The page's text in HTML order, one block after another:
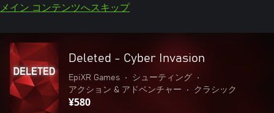
メイン コンテンツへスキップ
Deleted - Cyber Invasion
EpiXR Games • シューティング
•
アクション & アドベンチャー
• クラシック
¥580